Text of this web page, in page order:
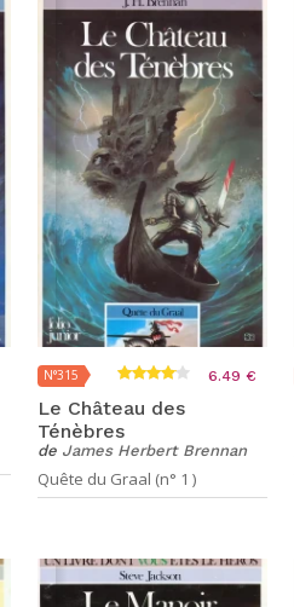
N°315 6.49 €
Le Château des
Ténèbres
de James Herbert Brennan
Quête du Graal (n° 1 )